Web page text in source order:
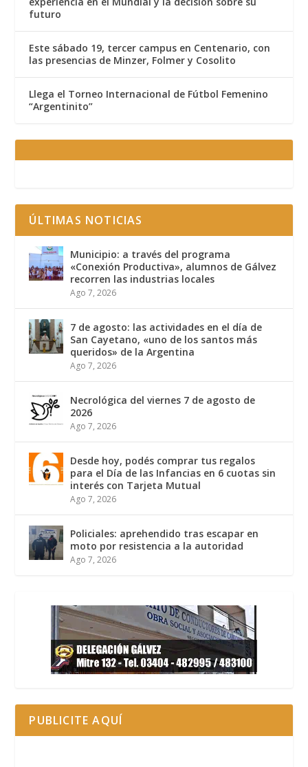
futuro
Este sábado 19, tercer campus en Centenario, con
las presencias de Minzer, Folmer y Cosolito
Llega el Torneo Internacional de Fútbol Femenino
“Argentinito”
ÚLTIMAS NOTICIAS
Municipio: a través del programa
«Conexión Productiva», alumnos de Gálvez
recorren las industrias locales
Ago 7, 2026
7 de agosto: las actividades en el día de
San Cayetano, «uno de los santos más
queridos» de la Argentina
Ago 7, 2026
Necrológica del viernes 7 de agosto de
2026
Ago 7, 2026
Desde hoy, podés comprar tus regalos
para el Día de las Infancias en 6 cuotas sin
interés con Tarjeta Mutual
Ago 7, 2026
Policiales: aprehendido tras escapar en
moto por resistencia a la autoridad
Ago 7, 2026
PUBLICITE AQUÍ